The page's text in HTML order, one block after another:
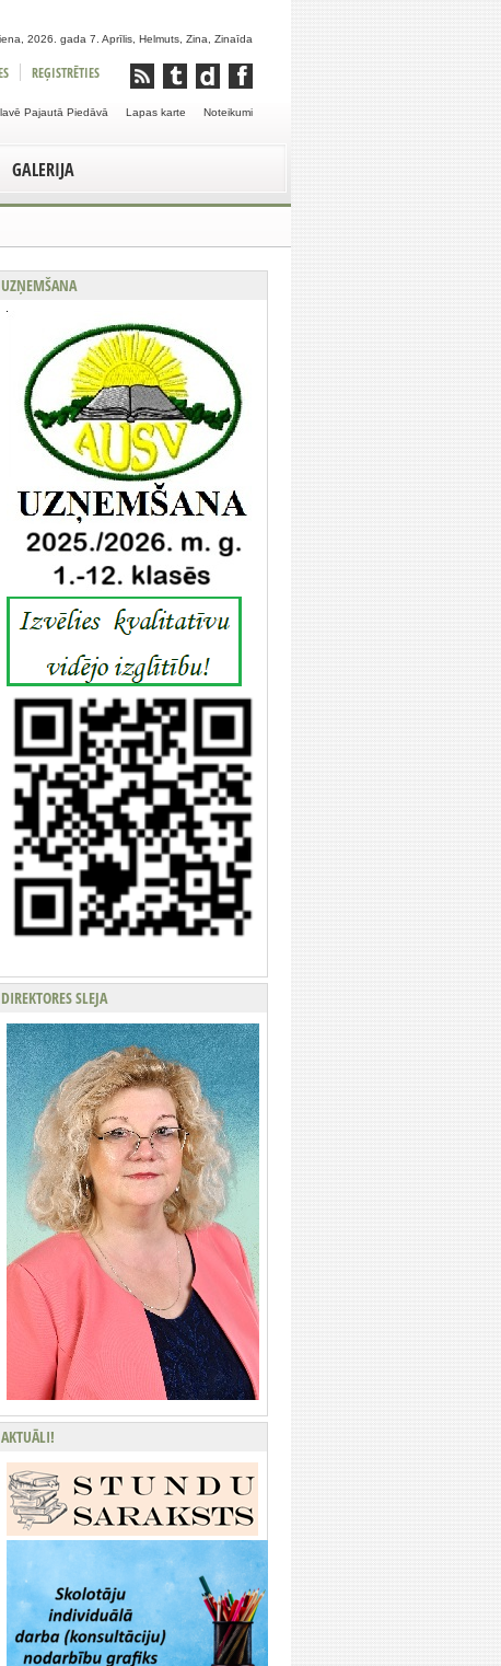
2026. gada 7. Aprīlis, Helmuts, Zina, Zinaīda
REĢISTRĒTIES
Noteikumi
Lapas karte
Pajautā Piedāvā
GALERIJA
UZŅEMŠANA
DIREKTORES SLEJA
AKTUĀLI!